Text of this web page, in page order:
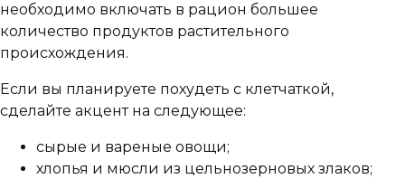
необходимо включать в рацион большее
количество продуктов растительного
происхождения.
Если вы планируете похудеть с клетчаткой,
сделайте акцент на следующее:
сырые и вареные овощи;
хлопья и мюсли из цельнозерновых злаков;